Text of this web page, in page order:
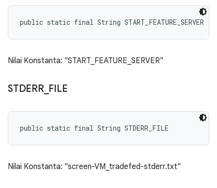
public static final String START_FEATURE_SERVER
Nilai Konstanta: "START_FEATURE_SERVER"
STDERR_ FILE
public static final String STDERR_FILE
Nilai Konstanta: "screen-VM_tradefed-stderr.txt"